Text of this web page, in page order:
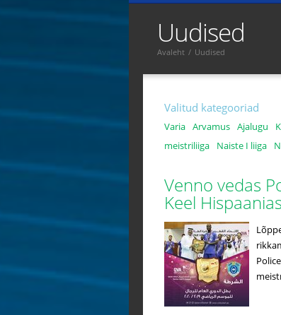
Valitud kategooriad
Varia Arvamus Ajalugu
meistriliiga
Naiste I liiga
Venno vedas
Keel
Uudised
Avaleht / Uudised